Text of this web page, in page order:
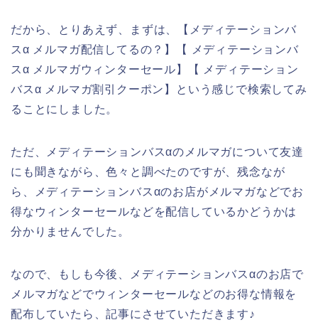
だから、とりあえず、まずは、【メディテーションバ
スα メルマガ配信してるの？】【 メディテーションバ
スα メルマガウィンターセール】【 メディテーション
バスα メルマガ割引クーポン】という感じで検索してみ
ることにしました。
ただ、メディテーションバスαのメルマガについて友達
にも聞きながら、色々と調べたのですが、残念なが
ら、メディテーションバスαのお店がメルマガなどでお
得なウィンターセールなどを配信しているかどうかは
分かりませんでした。
なので、もしも今後、メディテーションバスαのお店で
メルマガなどでウィンターセールなどのお得な情報を
配布していたら、記事にさせていただきます♪